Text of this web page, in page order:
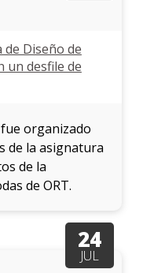
de Diseño de
un desfile de
fue organizado
de la asignatura
de la
de ORT.
24
JUL